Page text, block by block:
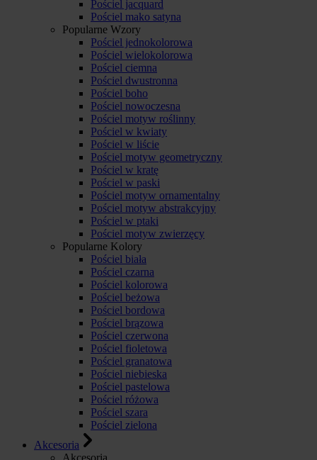
Pościel jacquard
Pościel mako satyna
Popularne Wzory
Pościel jednokolorowa
Pościel wielokolorowa
Pościel ciemna
Pościel dwustronna
Pościel boho
Pościel nowoczesna
Pościel motyw roślinny
Pościel w kwiaty
Pościel w liście
Pościel motyw geometryczny
Pościel w kratę
Pościel w paski
Pościel motyw ornamentalny
Pościel motyw abstrakcyjny
Pościel w ptaki
Pościel motyw zwierzęcy
Popularne Kolory
Pościel biała
Pościel czarna
Pościel kolorowa
Pościel beżowa
Pościel bordowa
Pościel brązowa
Pościel czerwona
Pościel fioletowa
Pościel granatowa
Pościel niebieska
Pościel pastelowa
Pościel różowa
Pościel szara
Pościel zielona
Akcesoria
Akcesoria